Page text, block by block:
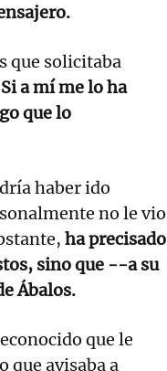
que solicitaba
a mí me lo ha
que lo
haber ido
no le vio
ha precisado
sino que --a su
Ábalos.
que le
que avisaba a